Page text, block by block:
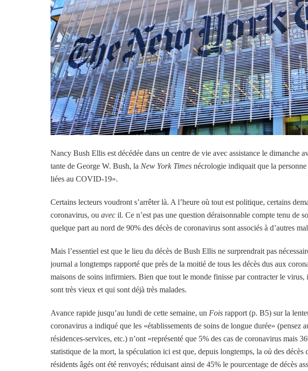
Nancy Bush Ellis est décédée dans un centre de vie avec assistance le dimanche
tante de George W. Bush, la New York Times nécrologie indiquait que la
liées au COVID-19».
Certains lecteurs voudront s’arrêter là. A l’heure où tout est politique, certains
coronavirus, ou avec il. Ce n’est pas une question déraisonnable compte tenu de
quelque part au nord de 90% des décès de coronavirus sont associés à d’autres
Mais l’essentiel est que le lieu du décès de Bush Ellis ne surprendrait pas
journal a longtemps rapporté que près de la moitié de tous les décès dus aux
maisons de soins infirmiers. Bien que tout le monde finisse par contracter le
sont très vieux et qui sont déjà très malades.
Avance rapide jusqu’au lundi de cette semaine, un Fois rapport (p. B5) sur la
coronavirus a indiqué que les «établissements de soins de longue durée» (pensez
résidences-services, etc.) n’ont «représenté que 5% des cas de coronavirus mais
statistique de la mort, la spéculation ici est que, depuis longtemps, la où des décès
résidents âgés ont été renvoyés; réduisant ainsi de 45% le pourcentage de décès